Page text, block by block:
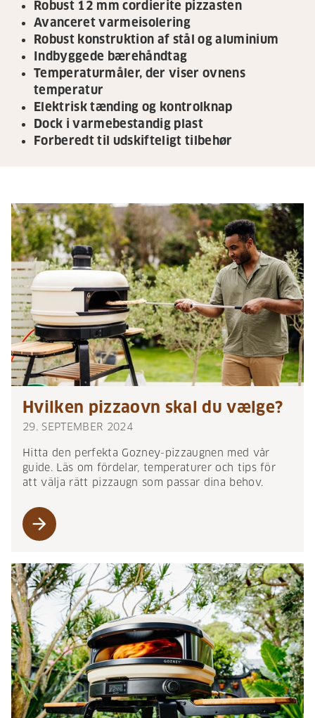
Robust 12 mm cordierite pizzasten
Avanceret varmeisolering
Robust konstruktion af stål og aluminium
Indbyggede bærehåndtag
Temperaturmåler, der viser ovnens
temperatur
Elektrisk tænding og kontrolknap
Dock i varmebestandig plast
Forberedt til udskifteligt tilbehør
Hvilken pizzaovn skal du vælge?
29. SEPTEMBER 2024
Hitta den perfekta Gozney-pizzaugnen med vår
guide. Läs om fördelar, temperaturer och tips för
att välja rätt pizzaugn som passar dina behov.
arrow_forward